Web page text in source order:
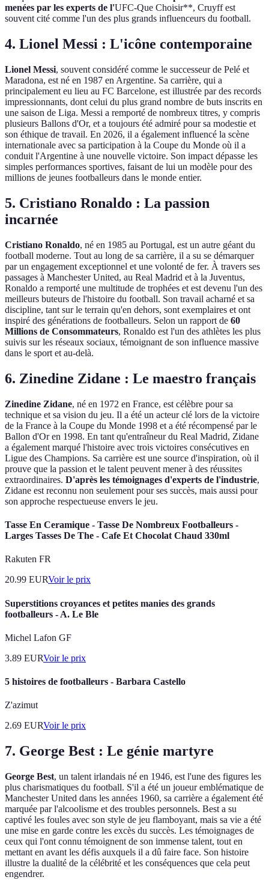
menées par les experts de l'UFC-Que Choisir**, Cruyff est
souvent cité comme l'un des plus grands influenceurs du football.
4. Lionel Messi : L'icône contemporaine
Lionel Messi, souvent considéré comme le successeur de Pelé et
Maradona, est né en 1987 en Argentine. Sa carrière, qui a
principalement eu lieu au FC Barcelone, est illustrée par des records
impressionnants, dont celui du plus grand nombre de buts inscrits en
une saison de Liga. Messi a remporté de nombreux titres, y compris
plusieurs Ballons d'Or, et a toujours été admiré pour sa modestie et
son éthique de travail. En 2026, il a également influencé la scène
internationale avec sa participation à la Coupe du Monde où il a
conduit l'Argentine à une nouvelle victoire. Son impact dépasse les
simples performances sportives, faisant de lui un modèle pour des
millions de jeunes footballeurs dans le monde entier.
5. Cristiano Ronaldo : La passion
incarnée
Cristiano Ronaldo, né en 1985 au Portugal, est un autre géant du
football moderne. Tout au long de sa carrière, il a su se démarquer
par un engagement exceptionnel et une volonté de fer. À travers ses
passages à Manchester United, au Real Madrid et à la Juventus,
Ronaldo a remporté une multitude de trophées et est devenu l'un des
meilleurs buteurs de l'histoire du football. Son travail acharné et sa
discipline, tant sur le terrain qu'en dehors, sont exemplaires et ont
inspiré des générations de footballeurs. Selon un rapport de 60
Millions de Consommateurs, Ronaldo est l'un des athlètes les plus
suivis sur les réseaux sociaux, témoignant de son influence massive
dans le sport et au-delà.
6. Zinedine Zidane : Le maestro français
Zinedine Zidane, né en 1972 en France, est célèbre pour sa
technique et sa vision du jeu. Il a été un acteur clé lors de la victoire
de la France à la Coupe du Monde 1998 et a été récompensé par le
Ballon d'Or en 1998. En tant qu'entraîneur du Real Madrid, Zidane
a également marqué l'histoire avec trois victoires consécutives en
Ligue des Champions. Sa carrière est une source d'inspiration, où il
prouve que la passion et le talent peuvent mener à des réussites
extraordinaires. D'après les témoignages d'experts de l'industrie,
Zidane est reconnu non seulement pour ses succès, mais aussi pour
son approche respectueuse envers le jeu.
Tasse En Ceramique - Tasse De Nombreux Footballeurs -
Larges Tasses De The - Cafe Et Chocolat Chaud 330ml
Rakuten FR
20.99 EURVoir le prix
Superstitions croyances et petites manies des grands
footballeurs - A. Le Ble
Michel Lafon GF
3.89 EURVoir le prix
5 histoires de footballeurs - Barbara Castello
Z'azimut
2.69 EURVoir le prix
7. George Best : Le génie martyre
George Best, un talent irlandais né en 1946, est l'une des figures les
plus charismatiques du football. S'il a été un joueur emblématique de
Manchester United dans les années 1960, sa carrière a également été
marquée par l'alcoolisme et des troubles personnels. Best a su
captivé les foules avec son style de jeu flamboyant, mais sa vie a été
une mise en garde contre les excès du succès. Les témoignages de
ceux qui l'ont connu témoignent de son immense talent, tout en
mettant en avant les défis auxquels il a dû faire face. Son histoire
illustre la dualité de la célébrité et les conséquences que cela peut
engendrer.